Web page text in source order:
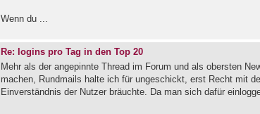
Wenn du ...
Re: logins pro Tag in den Top 20
Mehr als der angepinnte Thread im Forum und als obersten
machen, Rundmails halte ich für ungeschickt, erst Recht mit
Einverständnis der Nutzer bräuchte. Da man sich dafür